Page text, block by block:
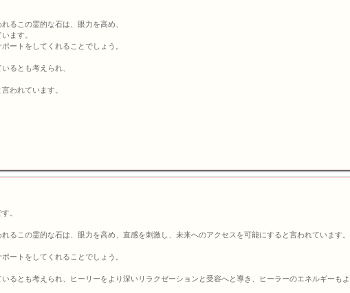
るこの霊的な石は、眼力を高め、
ます。
ートをしてくれることでしょう。
るとも考えられ、
われています。
。
るこの霊的な石は、眼力を高め、直感を刺激し、未来へのアクセスを可能にすると言われています。
ートをしてくれることでしょう。
るとも考えられ、ヒーリーをより深いリラクゼーションと受容へと導き、ヒーラーのエネルギーも